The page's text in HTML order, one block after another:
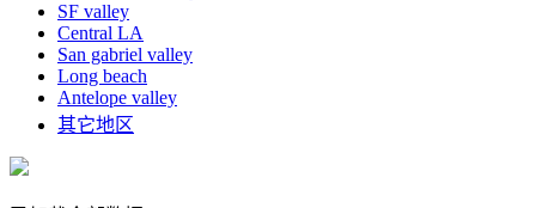
SF valley
Central LA
San gabriel valley
Long beach
Antelope valley
其它地区